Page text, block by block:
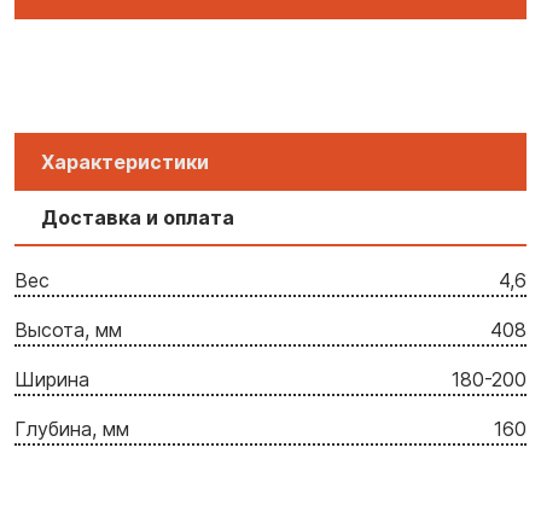
Характеристики
Доставка и оплата
Вес 4,6
Высота, мм 408
Ширина 180-200
Глубина, мм 160